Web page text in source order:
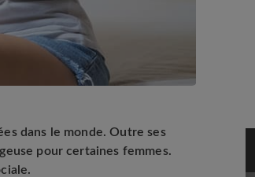
dans le monde. Outre ses
pour certaines femmes.